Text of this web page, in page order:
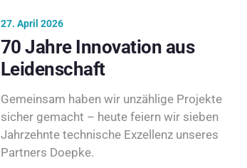
27. April 2026
70 Jahre Innovation aus
Leidenschaft
Gemeinsam haben wir unzählige Projekte
sicher gemacht – heute feiern wir sieben
Jahrzehnte technische Exzellenz unseres
Partners Doepke.